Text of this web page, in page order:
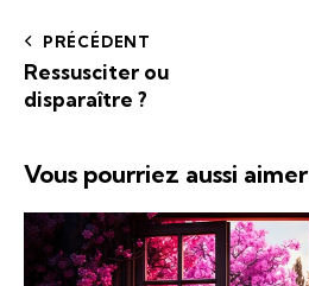
PRÉCÉDENT
Ressusciter ou
disparaître ?
Vous pourriez aussi aimer